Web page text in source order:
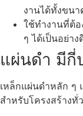
งานได้ทั้งขน
ใช้ทำงานที่ต้
ๆ ได้เป็นอย่า
แผ่นดำ มีกี่
เหล็กแผ่นดำหลัก ๆ
สำหรับโครงสร้างทั่